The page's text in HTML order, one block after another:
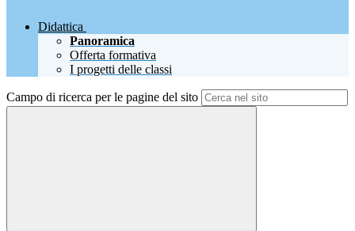
Didattica
Panoramica
Offerta formativa
I progetti delle classi
Campo di ricerca per le pagine del sito